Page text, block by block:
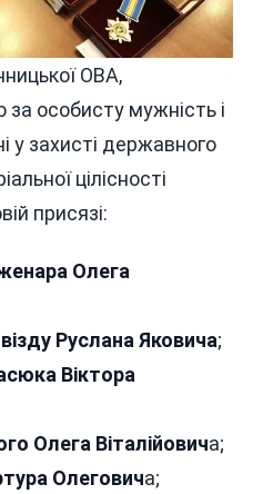
ОВА,
особисту мужність і
у захисті державного
цілісності
присязі:
Олега
Руслана Яковича;
Віктора
Олега Віталійовича;
Олеговича;